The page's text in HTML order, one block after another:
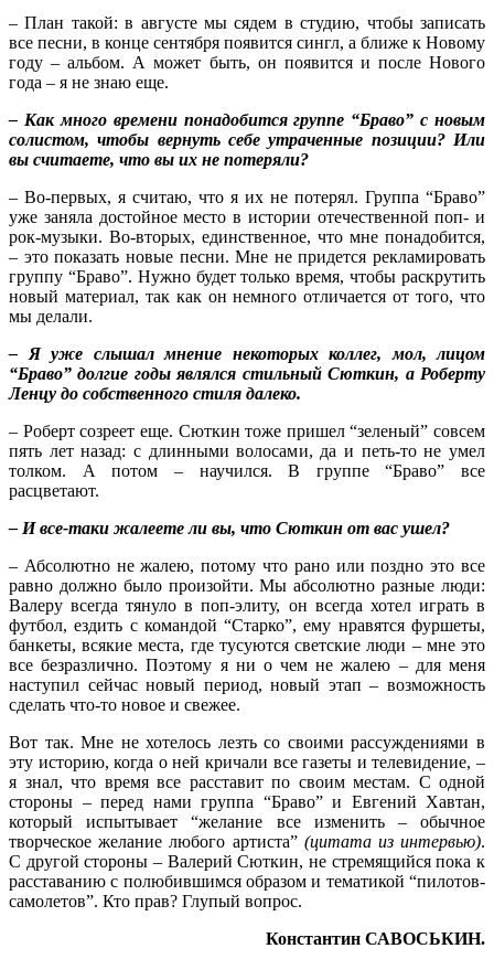
– План такой: в августе мы сядем в студию, чтобы записать
все песни, в конце сентября появится сингл, а ближе к Новому
году – альбом. А может быть, он появится и после Нового
года – я не знаю еще.
– Как много времени понадобится группе “Браво” с новым
солистом, чтобы вернуть себе утраченные позиции? Или
вы считаете, что вы их не потеряли?
– Во-первых, я считаю, что я их не потерял. Группа “Браво”
уже заняла достойное место в истории отечественной поп- и
рок-музыки. Во-вторых, единственное, что мне понадобится,
– это показать новые песни. Мне не придется рекламировать
группу “Браво”. Нужно будет только время, чтобы раскрутить
новый материал, так как он немного отличается от того, что
мы делали.
– Я уже слышал мнение некоторых коллег, мол, лицом
“Браво” долгие годы являлся стильный Сюткин, а Роберту
Ленцу до собственного стиля далеко.
– Роберт созреет еще. Сюткин тоже пришел “зеленый” совсем
пять лет назад: с длинными волосами, да и петь-то не умел
толком. А потом – научился. В группе “Браво” все
расцветают.
– И все-таки жалеете ли вы, что Сюткин от вас ушел?
– Абсолютно не жалею, потому что рано или поздно это все
равно должно было произойти. Мы абсолютно разные люди:
Валеру всегда тянуло в поп-элиту, он всегда хотел играть в
футбол, ездить с командой “Старко”, ему нравятся фуршеты,
банкеты, всякие места, где тусуются светские люди – мне это
все безразлично. Поэтому я ни о чем не жалею – для меня
наступил сейчас новый период, новый этап – возможность
сделать что-то новое и свежее.
Вот так. Мне не хотелось лезть со своими рассуждениями в
эту историю, когда о ней кричали все газеты и телевидение, –
я знал, что время все расставит по своим местам. С одной
стороны – перед нами группа “Браво” и Евгений Хавтан,
который испытывает “желание все изменить – обычное
творческое желание любого артиста” (цитата из интервью).
С другой стороны – Валерий Сюткин, не стремящийся пока к
расставанию с полюбившимся образом и тематикой “пилотов-
самолетов”. Кто прав? Глупый вопрос.
Константин САВОСЬКИН.